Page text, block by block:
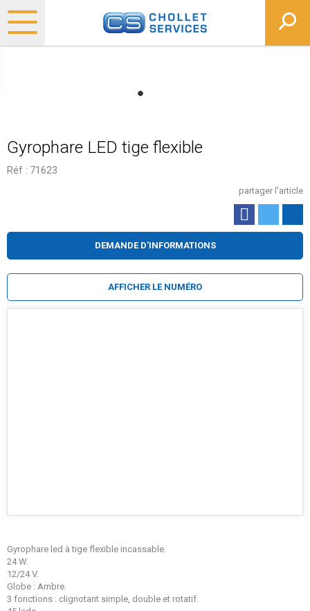
Gyrophare LED tige flexible
Réf : 71623
partager l'article
Gyrophare led à tige flexible incassable.
24 W.
12/24 V.
Globe : Ambre.
3 fonctions : clignotant simple, double et rotatif.
DEMANDE D'INFORMATIONS
AFFICHER LE NUMÉRO